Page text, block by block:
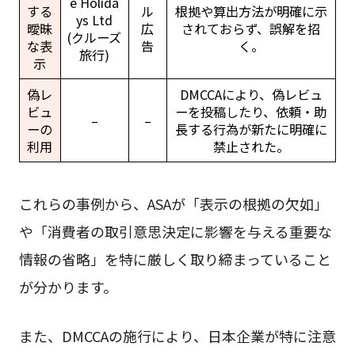
する
曖昧
な表
示
ys Ltd
(クルーズ
旅行)
ル
広
告
根拠や算出方法が明確に示
されておらず、誤解を招
く。
偽レ
ビュ
ーの
利用
– –
DMCCAにより、偽レビュ
ーを投稿したり、依頼・助
長する行為が新たに明確に
禁止された。
これらの事例から、ASAが「表示の根拠の欠如」
や「消費者の取引意思決定に影響を与える重要な
情報の省略」を特に厳しく取り締まっていること
が分かります。
また、DMCCAの施行により、日本企業が特に注意